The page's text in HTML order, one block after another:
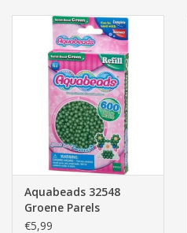
Aquabeads 32548
Groene Parels
€5,99